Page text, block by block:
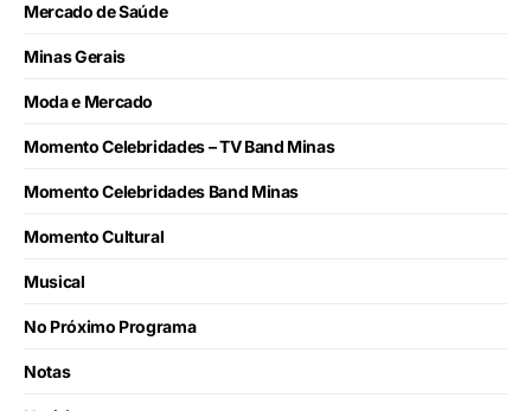
Mercado de Saúde
Minas Gerais
Moda e Mercado
Momento Celebridades – TV Band Minas
Momento Celebridades Band Minas
Momento Cultural
Musical
No Próximo Programa
Notas